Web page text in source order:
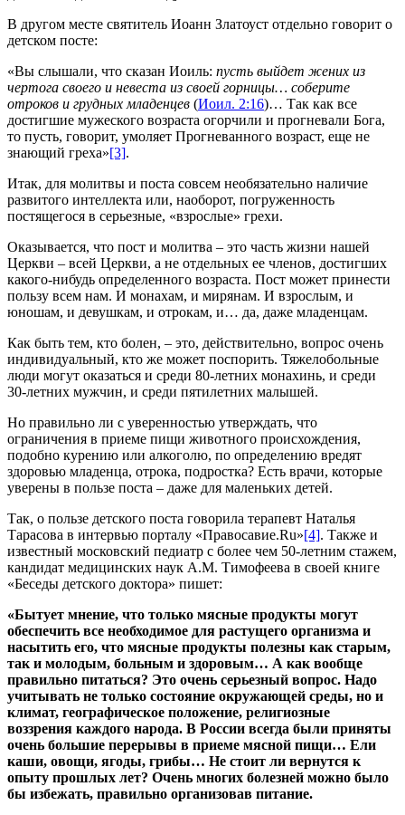
В другом месте святитель Иоанн Златоуст отдельно говорит о
детском посте:
«Вы слышали, что сказан Иоиль: пусть выйдет жених из
чертога своего и невеста из своей горницы… соберите
отроков и грудных младенцев (Иоил. 2:16)… Так как все
достигшие мужеского возраста огорчили и прогневали Бога,
то пусть, говорит, умоляет Прогневанного возраст, еще не
знающий греха»[3].
Итак, для молитвы и поста совсем необязательно наличие
развитого интеллекта или, наоборот, погруженность
постящегося в серьезные, «взрослые» грехи.
Оказывается, что пост и молитва – это часть жизни нашей
Церкви – всей Церкви, а не отдельных ее членов, достигших
какого-нибудь определенного возраста. Пост может принести
пользу всем нам. И монахам, и мирянам. И взрослым, и
юношам, и девушкам, и отрокам, и… да, даже младенцам.
Как быть тем, кто болен, – это, действительно, вопрос очень
индивидуальный, кто же может поспорить. Тяжелобольные
люди могут оказаться и среди 80-летних монахинь, и среди
30-летних мужчин, и среди пятилетних малышей.
Но правильно ли с уверенностью утверждать, что
ограничения в приеме пищи животного происхождения,
подобно курению или алкоголю, по определению вредят
здоровью младенца, отрока, подростка? Есть врачи, которые
уверены в пользе поста – даже для маленьких детей.
Так, о пользе детского поста говорила терапевт Наталья
Тарасова в интервью порталу «Правосавие.Ru»[4]. Также и
известный московский педиатр с более чем 50-летним стажем,
кандидат медицинских наук А.М. Тимофеева в своей книге
«Беседы детского доктора» пишет:
«Бытует мнение, что только мясные продукты могут
обеспечить все необходимое для растущего организма и
насытить его, что мясные продукты полезны как старым,
так и молодым, больным и здоровым… А как вообще
правильно питаться? Это очень серьезный вопрос. Надо
учитывать не только состояние окружающей среды, но и
климат, географическое положение, религиозные
воззрения каждого народа. В России всегда были приняты
очень большие перерывы в приеме мясной пищи… Ели
каши, овощи, ягоды, грибы… Не стоит ли вернутся к
опыту прошлых лет? Очень многих болезней можно было
бы избежать, правильно организовав питание.